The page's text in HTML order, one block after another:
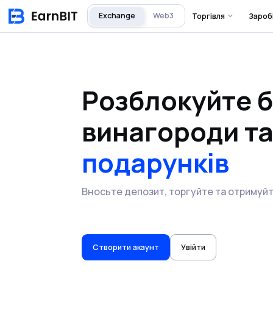
Exchange Web3 Торгівля
Розблокуйте
винагороди
подарунків
Вносьте депозит, торгуйте та
Створити акаунт Увійти